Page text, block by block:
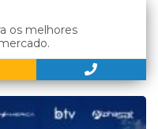
os melhores